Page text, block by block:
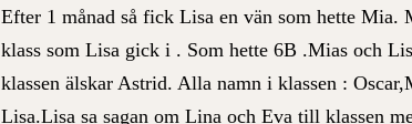
Efter 1 månad så fick Lisa en vän som hette
klass som Lisa gick i . Som hette 6B .Mias och
klassen älskar Astrid. Alla namn i klassen :
Lisa.Lisa sa sagan om Lina och Eva till klassen